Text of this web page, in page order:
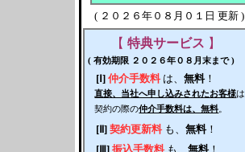
( ２０２６年０８月０１日 更新 )
【特典サービス 】
( 有効期限 ２０２６年０８月末まで )
[Ⅰ] 仲介手数料は、無料！
直接、当社へ申し込みされたお客様は
契約の際の仲介手数料は、無料。
[Ⅱ] 契約更新料も、無料！
[Ⅲ] 振込手数料も、無料！